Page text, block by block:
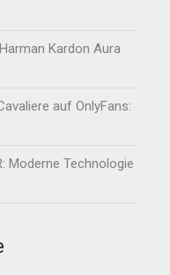
Kardon Aura
auf OnlyFans:
Moderne Technologie